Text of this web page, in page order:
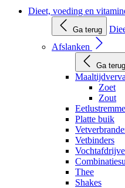
Dieet, voeding en
Ga terug
Afslanken
Ga terug
Zoet
Zout
Platte buik
Vetbinders
Thee
Shakes